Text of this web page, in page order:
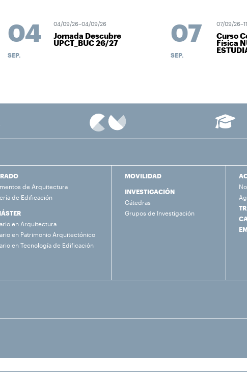
04
SEP.
04/09/26–04/09/26
Jornada Descubre
UPCT_BUC 26/27 07
SEP.
07/09/
Curso
Física
de Arquitectura
de Edificación
en Arquitectura
en Patrimonio Arquitectónico
en Tecnología de Edificación
MOVILIDAD
INVESTIGACIÓN
Cátedras
Grupos de Investigación